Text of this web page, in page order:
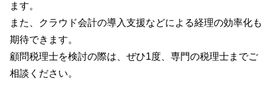
ます。
また、クラウド会計の導入支援などによる経理の効率化も
期待できます。
顧問税理士を検討の際は、ぜひ1度、専門の税理士までご
相談ください。